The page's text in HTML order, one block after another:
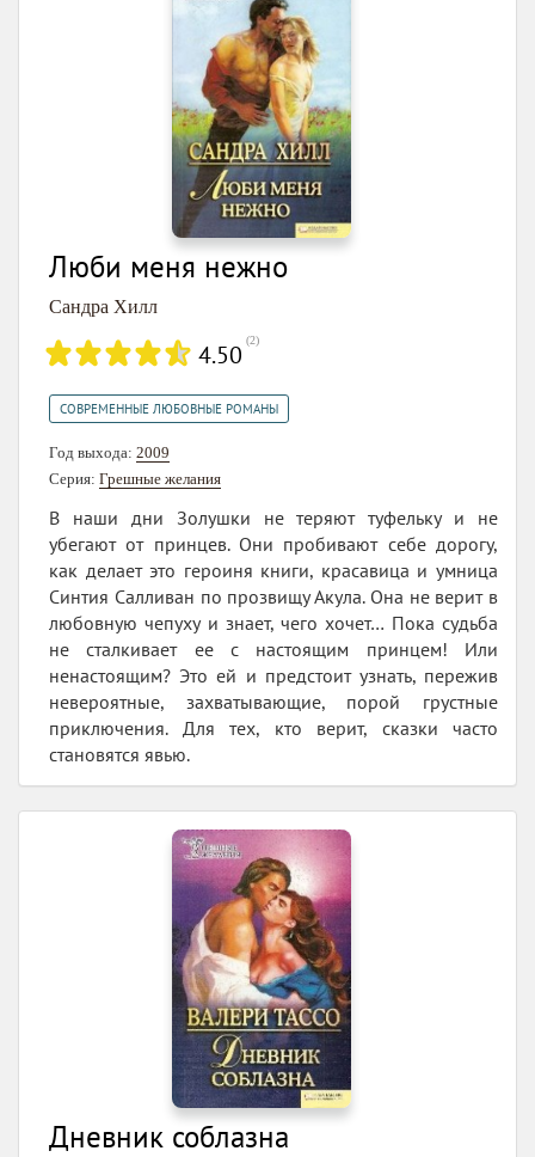
Люби меня нежно
Сандра Хилл
4.50 (2)
СОВРЕМЕННЫЕ ЛЮБОВНЫЕ РОМАНЫ
Год выхода: 2009
Серия: Грешные желания
В наши дни Золушки не теряют туфельку и не
убегают от принцев. Они пробивают себе дорогу,
как делает это героиня книги, красавица и умница
Синтия Салливан по прозвищу Акула. Она не верит в
любовную чепуху и знает, чего хочет… Пока судьба
не сталкивает ее с настоящим принцем! Или
ненастоящим? Это ей и предстоит узнать, пережив
невероятные, захватывающие, порой грустные
приключения. Для тех, кто верит, сказки часто
становятся явью.
Дневник соблазна